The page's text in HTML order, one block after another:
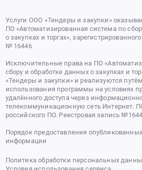
Услуги ООО «Тендеры и закупки»
ПО «Автоматизированная система по
о закупках и торгах»,
№ 16446
Исключительные права на ПО
сбору и обработке данных о закупках и
«Тендеры и закупки» и реализуются
использования программы на условиях
удалённого доступа через
телекоммуникационную сеть Интернет.
российского ПО. Реестровая запись
Порядок предоставления
информации
Политика обработки персональных